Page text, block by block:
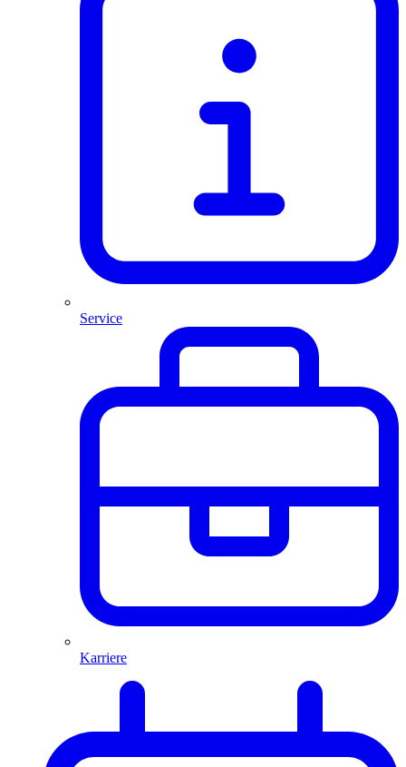
Service
Karriere